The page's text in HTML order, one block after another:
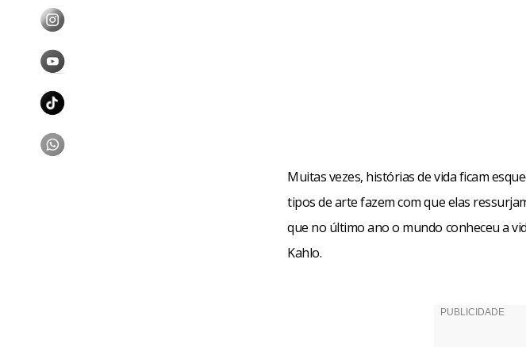
Muitas vezes, histórias de vida ficam
tipos de arte fazem com que elas
que no último ano o mundo conheceu a
Kahlo.